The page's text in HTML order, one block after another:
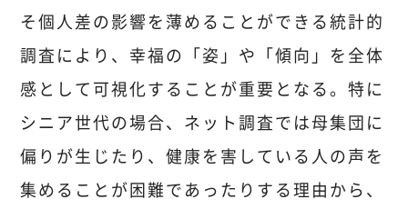
そ個人差の影響を薄めることができる統計的
調査により、幸福の「姿」や「傾向」を全体
感として可視化することが重要となる。特に
シニア世代の場合、ネット調査では母集団に
偏りが生じたり、健康を害している人の声を
集めることが困難であったりする理由から、